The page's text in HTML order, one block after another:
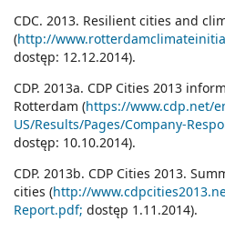
CDC. 2013. Resilient cities and
(http://www.rotterdamclimateinitiative.nl/documents/Documenten/
dostęp: 12.12.2014).
CDP. 2013a. CDP Cities 2013
Rotterdam (https://www.cdp.net/
US/Results/Pages/Company-
dostęp: 10.10.2014).
CDP. 2013b. CDP Cities 2013.
cities (http://
Report.pdf; dostęp 1.11.2014).